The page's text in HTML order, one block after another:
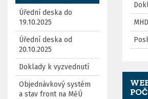
Úřední deska do
19.10.2025
Úřední deska od
20.10.2025
Doklady k vyzvednutí
Objednávkový systém
a stav front na MěÚ
MHD